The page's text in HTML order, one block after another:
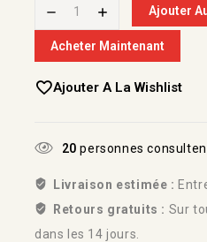
Ajouter
Acheter Maintenant
Ajouter A La Wishlist
20 personnes
Livraison estimée :
Retours gratuits : Sur
dans les 14 jours.